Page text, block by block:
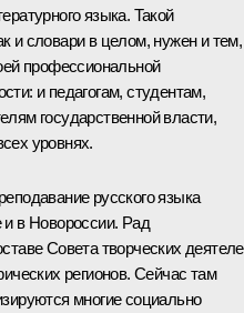
языка. Такой
и словари в целом, нужен и тем,
профессиональной
и педагогам, студентам,
государственной власти,
уровнях.
русского языка
и в Новороссии. Рад
Совета творческих
регионов. Сейчас там
многие социально